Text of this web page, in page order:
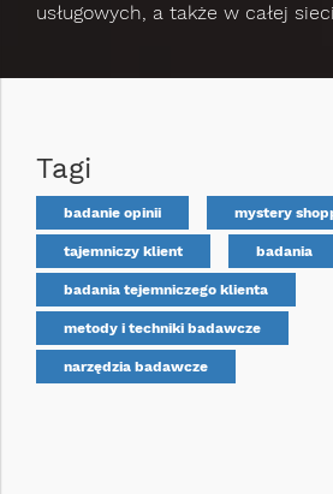
usługowych, a także w całej
Tagi
badanie opinii mystery
tajemniczy klient badania
badania tejemniczego klienta
metody i techniki badawcze
narzędzia badawcze